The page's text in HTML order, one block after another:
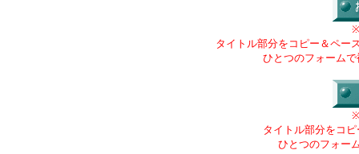
タイトル部分をコピー＆ペー
ひとつのフォーム
タイトル部分をコ
ひとつのフォー